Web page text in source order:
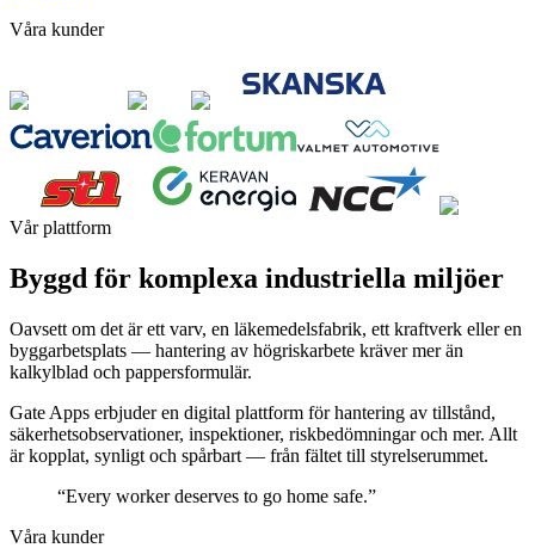
Våra kunder
Vår plattform
Byggd för komplexa industriella miljöer
Oavsett om det är ett varv, en läkemedelsfabrik, ett kraftverk eller en
byggarbetsplats — hantering av högriskarbete kräver mer än
kalkylblad och pappersformulär.
Gate Apps erbjuder en digital plattform för hantering av tillstånd,
säkerhetsobservationer, inspektioner, riskbedömningar och mer. Allt
är kopplat, synligt och spårbart — från fältet till styrelserummet.
“Every worker deserves to go home safe.”
Våra kunder